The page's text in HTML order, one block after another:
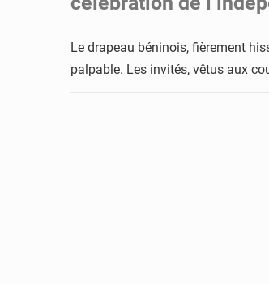
Le drapeau béninois, fièrement
palpable. Les invités, vêtus aux